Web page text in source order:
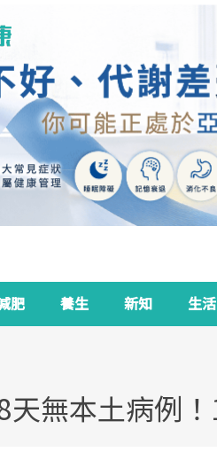
肥 養生 新知 生活
天無本土病例